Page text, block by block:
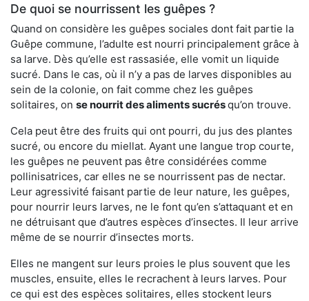
De quoi se nourrissent les guêpes ?
Quand on considère les guêpes sociales dont fait partie la
Guêpe commune, l’adulte est nourri principalement grâce à
sa larve. Dès qu’elle est rassasiée, elle vomit un liquide
sucré. Dans le cas, où il n’y a pas de larves disponibles au
sein de la colonie, on fait comme chez les guêpes
solitaires, on se nourrit des aliments sucrésqu’on trouve.
Cela peut être des fruits qui ont pourri, du jus des plantes
sucré, ou encore du miellat. Ayant une langue trop courte,
les guêpes ne peuvent pas être considérées comme
pollinisatrices, car elles ne se nourrissent pas de nectar.
Leur agressivité faisant partie de leur nature, les guêpes,
pour nourrir leurs larves, ne le font qu’en s’attaquant et en
ne détruisant que d’autres espèces d’insectes. Il leur arrive
même de se nourrir d’insectes morts.
Elles ne mangent sur leurs proies le plus souvent que les
muscles, ensuite, elles le recrachent à leurs larves. Pour
ce qui est des espèces solitaires, elles stockent leurs